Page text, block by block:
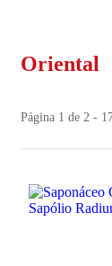
Oriental
Página 1 de 2 -